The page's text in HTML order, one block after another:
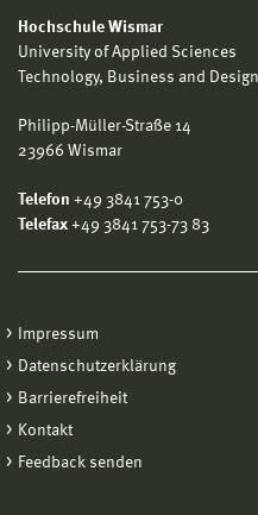
Hochschule Wismar
University of Applied Sciences
Technology, Business and Design
Philipp-Müller-Straße 14
23966 Wismar
Telefon +49 3841 753-0
Telefax +49 3841 753-73 83
Impressum
Datenschutzerklärung
Barrierefreiheit
Kontakt
Feedback senden